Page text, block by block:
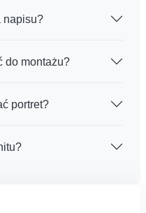
napisu?
do montażu?
portret?